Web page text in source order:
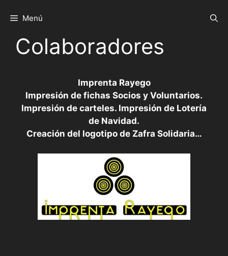
Menú
Colaboradores
Imprenta Rayego
Impresión de fichas Socios y Voluntarios.
Impresión de carteles. Impresión de Lotería
de Navidad.
Creación del logotipo de Zafra Solidaria…